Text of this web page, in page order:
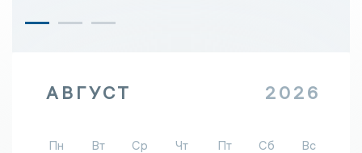
АВГУСТ 2026
Пн Вт Ср Чт Пт Сб Вс